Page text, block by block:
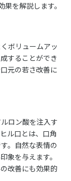
を解説します。
ボリュームアッ
することができ
元の若さ改善に
ロン酸を注入す
ル口とは、口角
。自然な表情の
象を与えます。
改善にも効果的